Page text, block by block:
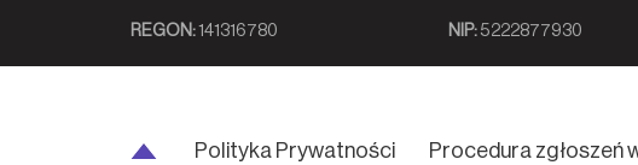
REGON:141316780 NIP:5222877930
Polityka Prywatności Procedura zgłoszeń